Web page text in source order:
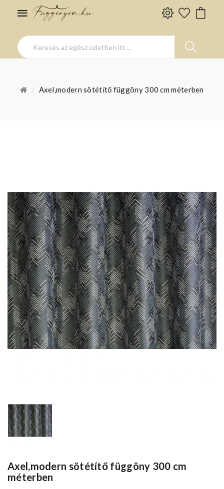
Axel,modern sötétítő függöny 300 cm méterben
Axel,modern sötétítő függöny 300 cm
méterben